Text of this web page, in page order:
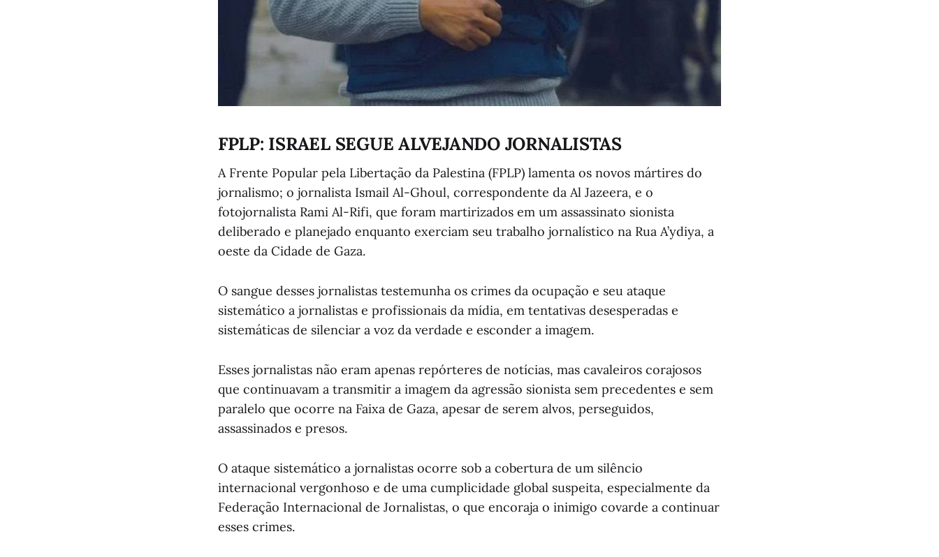
FPLP: ISRAEL SEGUE ALVEJANDO JORNALISTAS
A Frente Popular pela Libertação da Palestina (FPLP) lamenta os novos mártires do
jornalismo; o jornalista Ismail Al-Ghoul, correspondente da Al Jazeera, e o
fotojornalista Rami Al-Rifi, que foram martirizados em um assassinato sionista
deliberado e planejado enquanto exerciam seu trabalho jornalístico na Rua A’ydiya, a
oeste da Cidade de Gaza.
O sangue desses jornalistas testemunha os crimes da ocupação e seu ataque
sistemático a jornalistas e profissionais da mídia, em tentativas desesperadas e
sistemáticas de silenciar a voz da verdade e esconder a imagem.
Esses jornalistas não eram apenas repórteres de notícias, mas cavaleiros corajosos
que continuavam a transmitir a imagem da agressão sionista sem precedentes e sem
paralelo que ocorre na Faixa de Gaza, apesar de serem alvos, perseguidos,
assassinados e presos.
O ataque sistemático a jornalistas ocorre sob a cobertura de um silêncio
internacional vergonhoso e de uma cumplicidade global suspeita, especialmente da
Federação Internacional de Jornalistas, o que encoraja o inimigo covarde a continuar
esses crimes.